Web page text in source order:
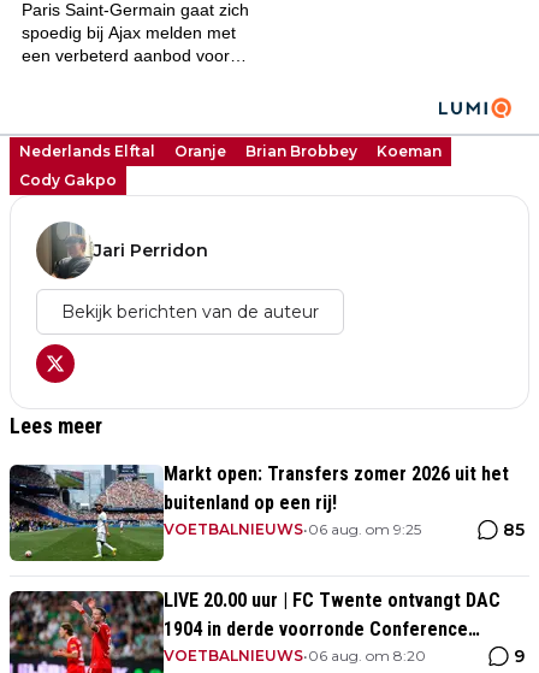
Nederlands Elftal Oranje Brian Brobbey
Koeman
Cody Gakpo
Jari Perridon
Bekijk berichten van de auteur
Lees meer
Markt open: Transfers zomer 2026 uit het
buitenland op een rij!
VOETBALNIEUWS•06 aug. om 9:25 85
LIVE 20.00 uur | FC Twente ontvangt DAC
1904 in derde voorronde Conference
League
VOETBALNIEUWS•06 aug. om 8:20 9